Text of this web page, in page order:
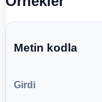
Metin kodla
Girdi